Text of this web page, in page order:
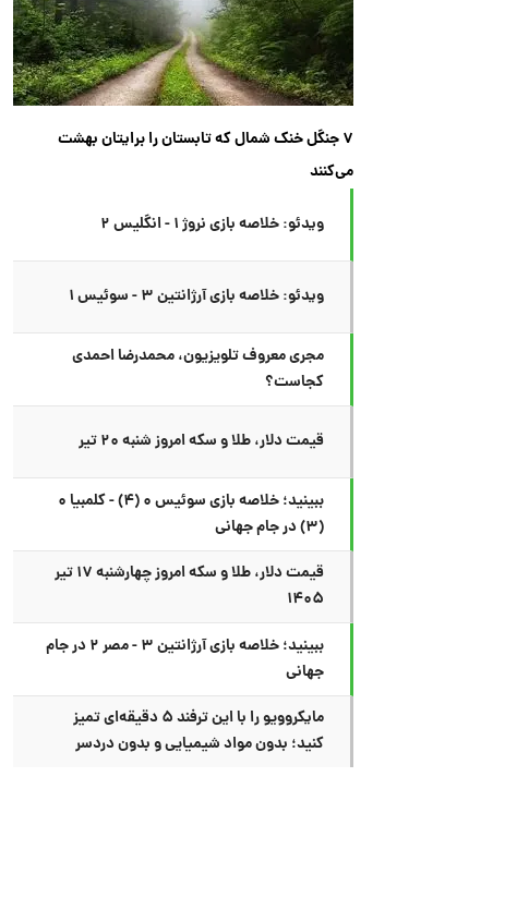
۷ جنگل خنک شمال که تابستان را برایتان بهشت
می‌کنند
ویدئو: خلاصه بازی نروژ ۱ - انگلیس ۲
ویدئو: خلاصه بازی آرژانتین ۳ - سوئیس ۱
مجری معروف تلویزیون، محمدرضا احمدی
کجاست؟
قیمت دلار، طلا و سکه امروز شنبه ۲۰ تیر
ببینید؛ خلاصه بازی سوئیس ۰ (۴) - کلمبیا ۰
(۳) در جام جهانی
قیمت دلار، طلا و سکه امروز چهارشنبه ۱۷ تیر
۱۴۰۵
ببینید؛ خلاصه بازی آرژانتین ۳ - مصر ۲ در جام
جهانی
مایکروویو را با این ترفند ۵ دقیقه‌ای تمیز
کنید؛ بدون مواد شیمیایی و بدون دردسر